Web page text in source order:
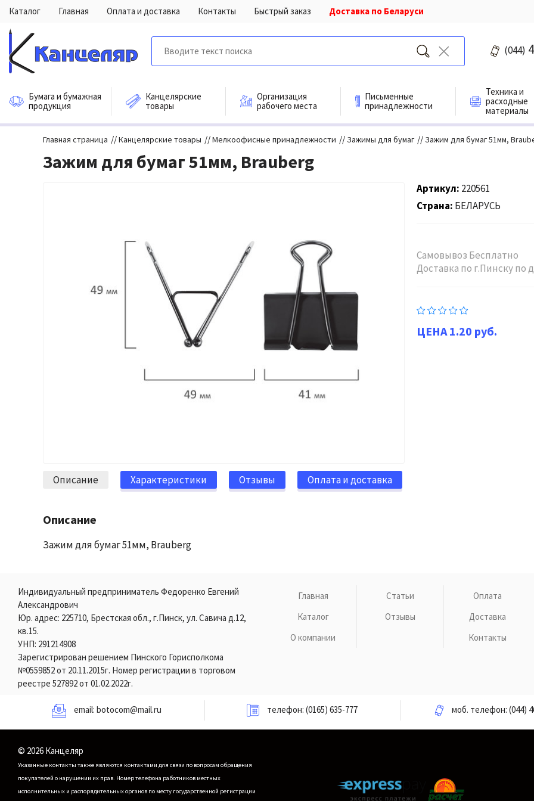
Каталог Главная Оплата и доставка Контакты Быстрый заказ Доставка по Беларуси
(044)
Бумага и бумажная
продукция
Канцелярские
товары
Организация
рабочего места
Письменные
принадлежности
Техника и
расходные
материалы
Главная страница //Канцелярские товары //Мелкоофисные принадлежности // Зажимы для бумаг // Зажим для бумаг 51мм,
Зажим для бумаг 51мм, Brauberg
Артикул 220561
Страна БЕЛАРУСЬ
Самовывоз Бесплатно
Доставка по г.Пинску по
1.20 руб.
Описание Характеристики Отзывы Оплата и доставка
Описание
Зажим для бумаг 51мм, Brauberg
Индивидуальный предприниматель Федоренко Евгений
Александрович
Юр. адрес: 225710, Брестская обл., г.Пинск, ул. Савича д.12,
кв.15.
УНП: 291214908
Зарегистрирован решением Пинского Горисполкома
№0559852 от 20.11.2015г. Номер регистрации в торговом
реестре 527892 от 01.02.2022г.
Главная
Каталог
О компании
Статьи
Отзывы
Оплата
Доставка
Контакты
email: botocom@mail.ru телефон:(0165) 635-777 моб. телефон:(044)
© 2026 Канцеляр
Указанные контакты также являются контактами для связи по вопросам обращения
покупателей о нарушении их прав. Номер телефона работников местных
исполнительных и распорядительных органов по месту государственной регистрации